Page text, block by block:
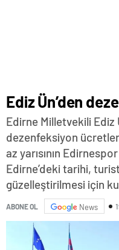
Ediz Ün’den
Edirne Milletvekili Ediz
dezenfeksiyon
az yarısının
Edirne’deki tarihi,
güzelleştirilmesi için
ABONE OL News